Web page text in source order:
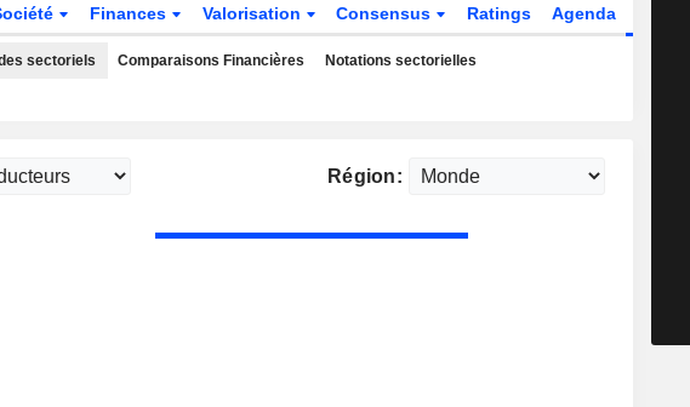
Finances Valorisation Consensus Ratings Agenda
sectoriels Comparaisons Financières Notations sectorielles
Région: